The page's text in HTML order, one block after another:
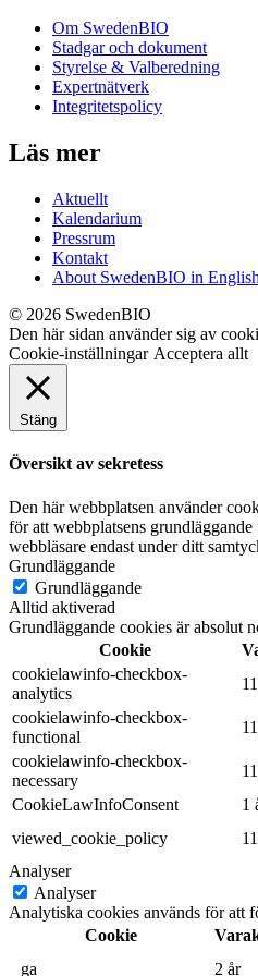
Om SwedenBIO
Stadgar och dokument
Styrelse & Valberedning
Expertnätverk
Integritetspolicy
Läs mer
Aktuellt
Kalendarium
Pressrum
Kontakt
About SwedenBIO in English
© 2026 SwedenBIO
Den här sidan använder sig av
Cookie-inställningar Acceptera allt
Stäng
Översikt av sekretess
Den här webbplatsen använder
för att webbplatsens
webbläsare endast under ditt
Grundläggande
Grundläggande
Alltid aktiverad
Grundläggande cookies är absolut
Cookie
cookielawinfo-checkbox-
analytics
cookielawinfo-checkbox-
functional
cookielawinfo-checkbox-
necessary
CookieLawInfoConsent
1
viewed_cookie_policy
Analyser
Analyser
Analytiska cookies används för att
Cookie
_ga
2 år